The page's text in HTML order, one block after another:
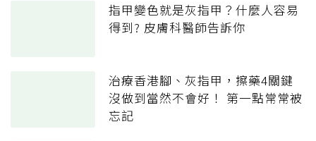
指甲變色就是灰指甲？什麼人容易
得到? 皮膚科醫師告訴你
治療香港腳、灰指甲，擦藥4關鍵
沒做到當然不會好！ 第一點常常被
忘記